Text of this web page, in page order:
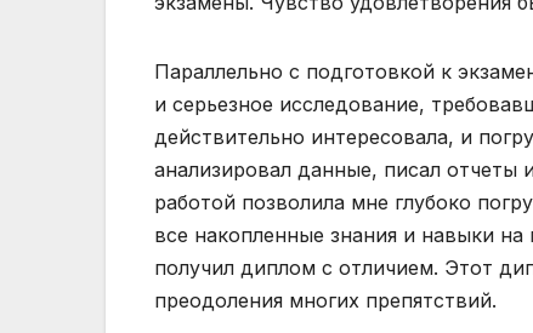
Параллельно с подготовкой к
и серьезное исследование,
действительно интересовала, и
анализировал данные, писал
работой позволила мне глубоко
все накопленные знания и навыки
получил диплом с отличием. Этот
преодоления многих препятствий.